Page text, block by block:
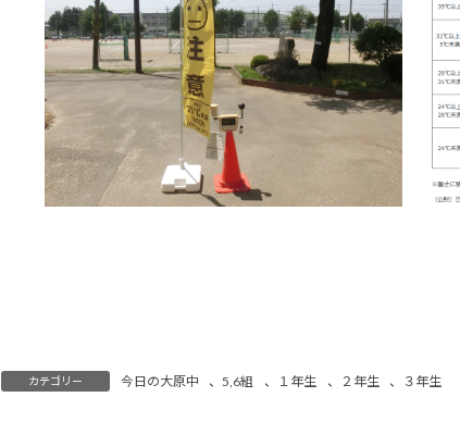
カテゴリー 今日の大原中 、5,6組 、 １年生 、 ２年生 、 ３年生